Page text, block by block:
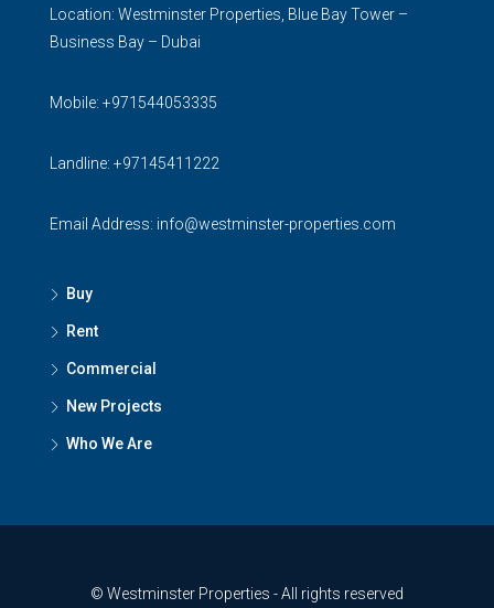
Location: Westminster Properties, Blue Bay Tower –
Business Bay – Dubai
Mobile: +971544053335
Landline: +97145411222
Email Address: info@westminster-properties.com
Buy
Rent
Commercial
New Projects
Who We Are
© Westminster Properties - All rights reserved